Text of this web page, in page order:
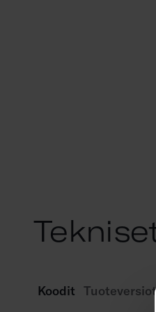
Koodit Tuoteversiot